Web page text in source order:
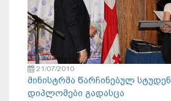
21/07/2010
მინისტრმა წარჩინებულ
დიპლომები გადასცა